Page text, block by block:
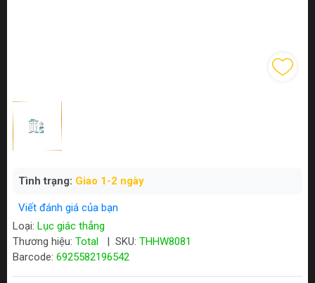
Tình trạng: Giao 1-2 ngày
Viết đánh giá của bạn
Loại: Lục giác thẳng
Thương hiệu: Total SKU: THHW8081
Barcode: 6925582196542